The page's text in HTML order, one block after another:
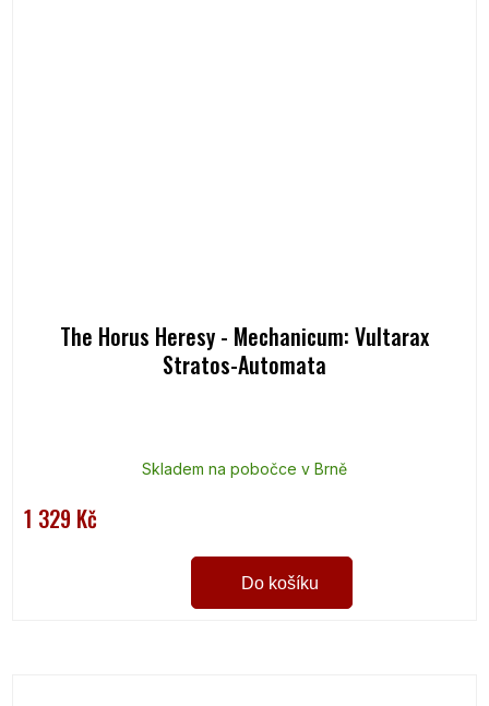
The Horus Heresy - Mechanicum: Vultarax
Stratos-Automata
Skladem na pobočce v Brně
1 329 Kč
Do košíku